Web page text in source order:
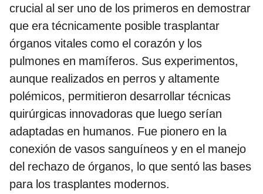
crucial al ser uno de los primeros en demostrar
que era técnicamente posible trasplantar
órganos vitales como el corazón y los
pulmones en mamíferos. Sus experimentos,
aunque realizados en perros y altamente
polémicos, permitieron desarrollar técnicas
quirúrgicas innovadoras que luego serían
adaptadas en humanos. Fue pionero en la
conexión de vasos sanguíneos y en el manejo
del rechazo de órganos, lo que sentó las bases
para los trasplantes modernos.